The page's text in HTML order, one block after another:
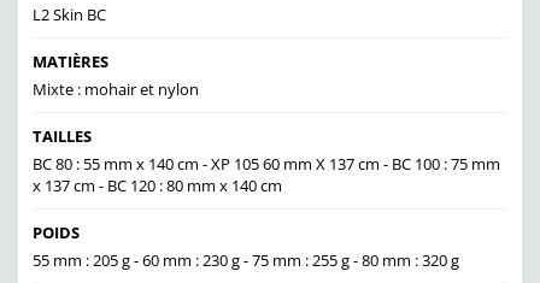
L2 Skin BC
MATIÈRES
Mixte : mohair et nylon
TAILLES
BC 80 : 55 mm x 140 cm - XP 105 60 mm X 137 cm - BC 100 : 75 mm
x 137 cm - BC 120 : 80 mm x 140 cm
POIDS
55 mm : 205 g - 60 mm : 230 g - 75 mm : 255 g - 80 mm : 320 g